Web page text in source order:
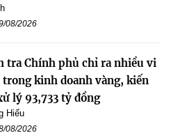
08/2026
tra Chính phủ chỉ ra nhiều vi
trong kinh doanh vàng, kiến
lý 93,733 tỷ đồng
Hiếu
08/2026